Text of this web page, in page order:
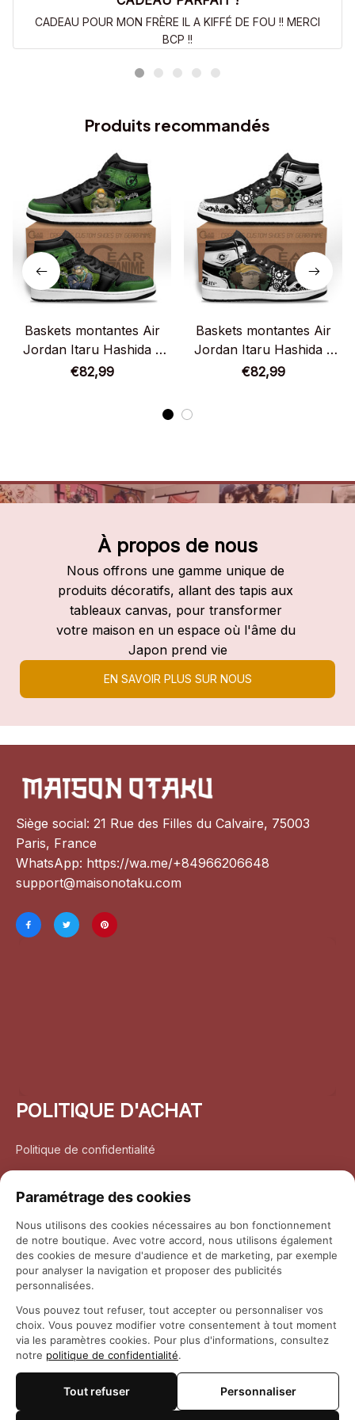
CADEAU POUR MON FRÈRE IL A KIFFÉ DE FOU !! MERCI
BCP !!
Produits recommandés
Baskets montantes Air
Jordan Itaru Hashida –
Chaussures montantes
€82,99
Baskets montantes Air
Jordan Itaru Hashida –
Chaussures montantes
€82,99
À propos de nous
Nous offrons une gamme unique de
produits décoratifs, allant des tapis aux
tableaux canvas, pour transformer
votre maison en un espace où l'âme du
Japon prend vie
EN SAVOIR PLUS SUR NOUS
Siège social: 21 Rue des Filles du Calvaire, 75003
Paris, France
WhatsApp: https://wa.me/+84966206648
support@maisonotaku.com
POLITIQUE D'ACHAT
Politique de confidentialité
Politique de retour et remboursement
Coordonnées
Questions fréquemment posées
© 2026 Maison Otaku
Paramétrage des cookies
Nous utilisons des cookies nécessaires au bon fonctionnement
de notre boutique. Avec votre accord, nous utilisons également
des cookies de mesure d'audience et de marketing, par exemple
pour analyser la navigation et proposer des publicités
personnalisées.
Vous pouvez tout refuser, tout accepter ou personnaliser vos
choix. Vous pouvez modifier votre consentement à tout moment
via les paramètres cookies. Pour plus d'informations, consultez
notre politique de confidentialité.
Tout refuser Personnaliser